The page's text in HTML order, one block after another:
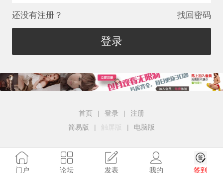
还没有注册？ 找回密码
登录
首页 | 登录 |
注册
简易版
| 触屏版 | 电脑版
门户 论坛 发表 我的 签到